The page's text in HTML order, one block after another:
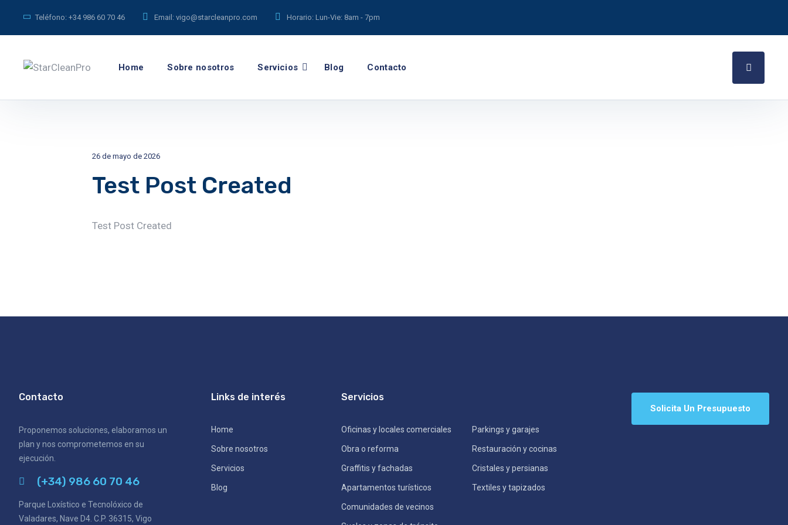
Teléfono: +34 986 60 70 46 Email: vigo@starcleanpro.com Horario: Lun-Vie: 8am - 7pm
Home Sobre nosotros Servicios Blog Contacto
26 de mayo de 2026
Test Post Created
Test Post Created
Contacto
Proponemos soluciones, elaboramos un
plan y nos comprometemos en su
ejecución.
(+34) 986 60 70 46
Parque Loxístico e Tecnolóxico de
Valadares, Nave D4. C.P. 36315, Vigo
Links de interés
Home
Sobre nosotros
Servicios
Blog
Servicios
Oficinas y locales comerciales
Obra o reforma
Graffitis y fachadas
Apartamentos turísticos
Comunidades de vecinos
Parkings y garajes
Restauración y cocinas
Cristales y persianas
Textiles y tapizados
Solicita Un Presupuesto